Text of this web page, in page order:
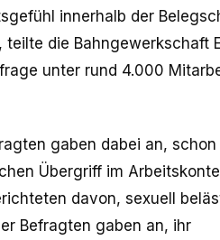
innerhalb der
die Bahngewerkschaft
unter rund 4.000
gaben dabei an, schon
Übergriff im
davon, sexuell
Befragten gaben an, ihr